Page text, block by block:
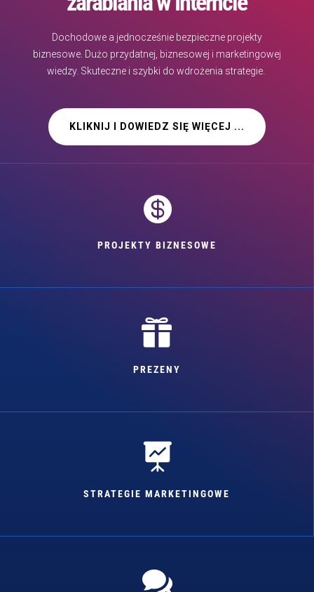
Dochodowe a jednocześnie bezpieczne projekty
biznesowe. Dużo przydatnej, biznesowej i marketingowej
wiedzy. Skuteczne i szybki do wdrożenia strategie.
KLIKNIJ I DOWIEDZ SIĘ WIĘCEJ ...

PROJEKTY BIZNESOWE

PREZENY

STRATEGIE MARKETINGOWE
